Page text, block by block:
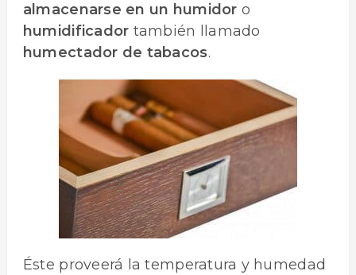
almacenarse en un humidor o
humidificador también llamado
humectador de tabacos.
Éste proveerá la temperatura y humedad